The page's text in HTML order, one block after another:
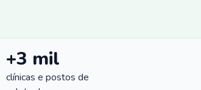
+3 mil
clínicas e postos de